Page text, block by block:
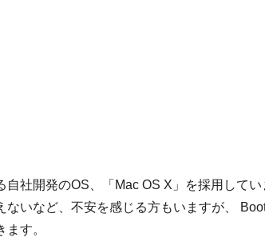
社開発のOS、「Mac OS X」を採用してい
いなど、不安を感じる方もいますが、
す。